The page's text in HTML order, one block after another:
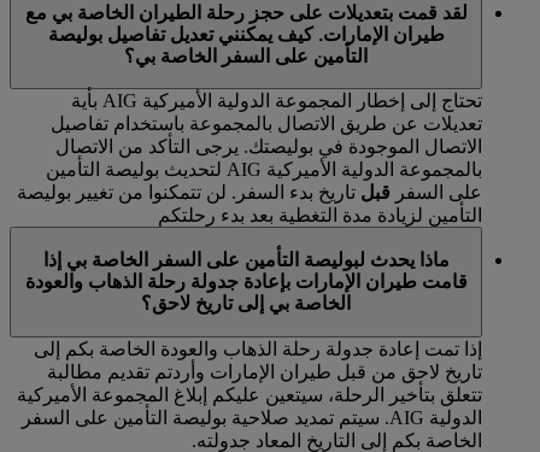
لقد قمت بتعديلات على حجز رحلة الطيران الخاصة بي مع
طيران الإمارات. كيف يمكنني تعديل تفاصيل بوليصة
التأمين على السفر الخاصة بي؟
تحتاج إلى إخطار المجموعة الدولية الأميركية AIG بأية
تعديلات عن طريق الاتصال بالمجموعة باستخدام تفاصيل
الاتصال الموجودة في بوليصتك. يرجى التأكد من الاتصال
بالمجموعة الدولية الأميركية AIG لتحديث بوليصة التأمين
على السفر قبل تاريخ بدء السفر. لن تتمكنوا من تغيير بوليصة
التأمين لزيادة مدة التغطية بعد بدء رحلتكم
ماذا يحدث لبوليصة التأمين على السفر الخاصة بي إذا
قامت طيران الإمارات بإعادة جدولة رحلة الذهاب والعودة
الخاصة بي إلى تاريخ لاحق؟
إذا تمت إعادة جدولة رحلة الذهاب والعودة الخاصة بكم إلى
تاريخ لاحق من قبل طيران الإمارات وأردتم تقديم مطالبة
تتعلق بتأخير الرحلة، سيتعين عليكم إبلاغ المجموعة الأميركية
الدولية AIG. سيتم تمديد صلاحية بوليصة التأمين على السفر
الخاصة بكم إلى التاريخ المعاد جدولته.